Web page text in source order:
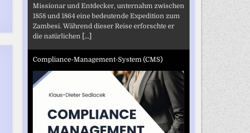
Missionar und Entdecker, unternahm zwischen
1858 und 1864 eine bedeutende Expedition zum
Zambesi. Während dieser Reise erforschte er
die natürlichen [...]
Compliance-Management-System (CMS)